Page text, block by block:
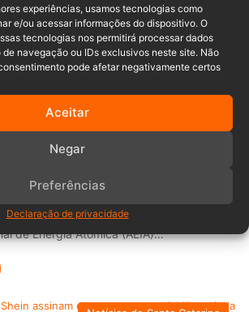
experiências, usamos tecnologias como
e/ou acessar informações do dispositivo. O
tecnologias nos permitirá processar dados
navegação ou IDs exclusivos neste site. Não
pode afetar negativamente certos
Aceitar
Negar
Preferências
Declaração de privacidade
agosto – No próximo sábado, dia 2, uma
formada…
radioativa da usina de
despejada no Pacífico
japonês recebeu autorização da
de Energia Atômica (AEIA)…